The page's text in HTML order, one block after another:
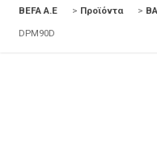
BEFA Α.Ε > Προϊόντα >
DPM90D